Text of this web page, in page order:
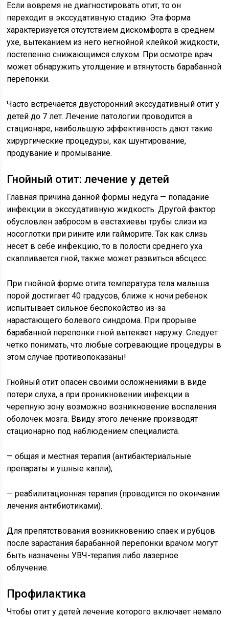
Если вовремя не диагностировать отит, то он
переходит в экссудативную стадию. Эта форма
характеризуется отсутствием дискомфорта в среднем
ухе, вытеканием из него негнойной клейкой жидкости,
постепенно снижающимся слухом. При осмотре врач
может обнаружить утолщение и втянутость барабанной
перепонки.
Часто встречается двусторонний экссудативный отит у
детей до 7 лет. Лечение патологии проводится в
стационаре, наибольшую эффективность дают такие
хирургические процедуры, как шунтирование,
продувание и промывание.
Гнойный отит: лечение у детей
Главная причина данной формы недуга — попадание
инфекции в экссудативную жидкость. Другой фактор
обусловлен забросом в евстахиевы трубы слизи из
носоглотки при рините или гайморите. Так как слизь
несет в себе инфекцию, то в полости среднего уха
скапливается гной, также может развиться абсцесс.
При гнойной форме отита температура тела малыша
порой достигает 40 градусов, ближе к ночи ребенок
испытывает сильное беспокойство из-за
нарастающего болевого синдрома. При прорыве
барабанной перепонки гной вытекает наружу. Следует
четко понимать, что любые согревающие процедуры в
этом случае противопоказаны!
Гнойный отит опасен своими осложнениями в виде
потери слуха, а при проникновении инфекции в
черепную зону возможно возникновение воспаления
оболочек мозга. Ввиду этого лечение производят
стационарно под наблюдением специалиста.
— общая и местная терапия (антибактериальные
препараты и ушные капли);
— реабилитационная терапия (проводится по окончании
лечения антибиотиками).
Для препятствования возникновению спаек и рубцов
после зарастания барабанной перепонки врачом могут
быть назначены УВЧ-терапия либо лазерное
облучение.
Профилактика
Чтобы отит у детей лечение которого включает немало